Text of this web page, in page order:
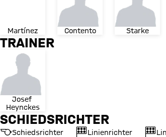
Martínez Contento Starke
TRAINER
Josef
Heynckes
SCHIEDSRICHTER
Schiedsrichter
Linienrichter